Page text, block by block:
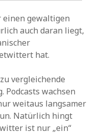
gewaltigen
auch daran liegt,
hat.
vergleichende
Podcasts wachsen
weitaus langsamer
Natürlich hingt
ist nur „ein“